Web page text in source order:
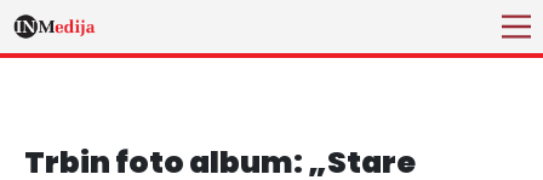
Trbin foto album: „Stare